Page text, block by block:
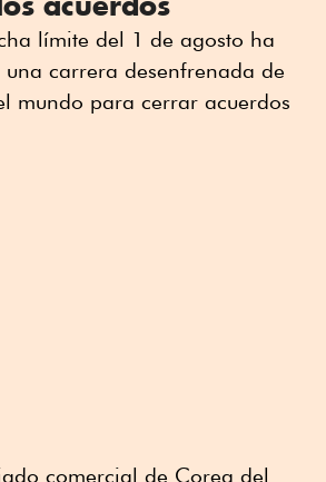
límite del 1 de agosto ha
una carrera desenfrenada de
mundo para cerrar acuerdos
comercial de Corea del